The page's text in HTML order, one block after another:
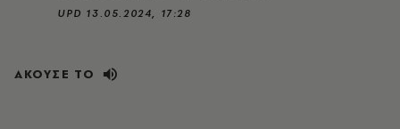
UPD 13.05.2024, 17:28
ΑΚΟΥΣΕ ΤΟ